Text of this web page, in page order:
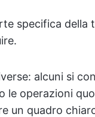
specifica della
alcuni si
operazioni
un quadro